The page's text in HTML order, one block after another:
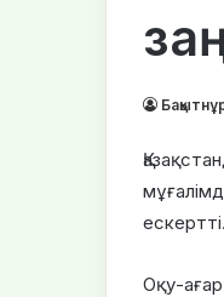
ескертті.
Оқу-